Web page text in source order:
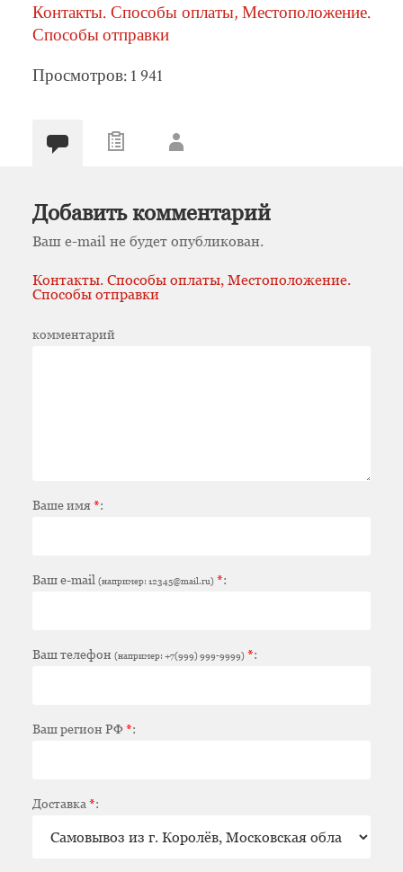
Контакты. Способы оплаты, Местоположение.
Способы отправки
Просмотров: 1 941
Добавить комментарий
Ваш e-mail не будет опубликован.
Контакты. Способы оплаты, Местоположение.
Способы отправки
комментарий
Ваше имя*:
Ваш e-mail (например: 12345@mail.ru) *:
Ваш телефон (например: +7(999) 999-9999) *:
Ваш регион РФ*:
Доставка *: